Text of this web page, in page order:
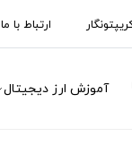
ارتباط با ما
آموزش ارز دیجیتال